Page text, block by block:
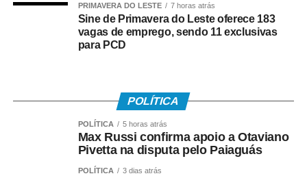
requisitos previstos no edital.
instalação de placas padronizadas nos espaços
adotados, reconhecendo publicamente a parceria firmada
com o município.
PRIMAVERA DO LESTE 7 horas atrás
Sine de Primavera do Leste oferece 183
vagas de emprego, sendo 11 exclusivas
para PCD
POLÍTICA
POLÍTICA 5 horas atrás
Max Russi confirma apoio a Otaviano
Pivetta na disputa pelo Paiaguás
POLÍTICA 3 dias atrás